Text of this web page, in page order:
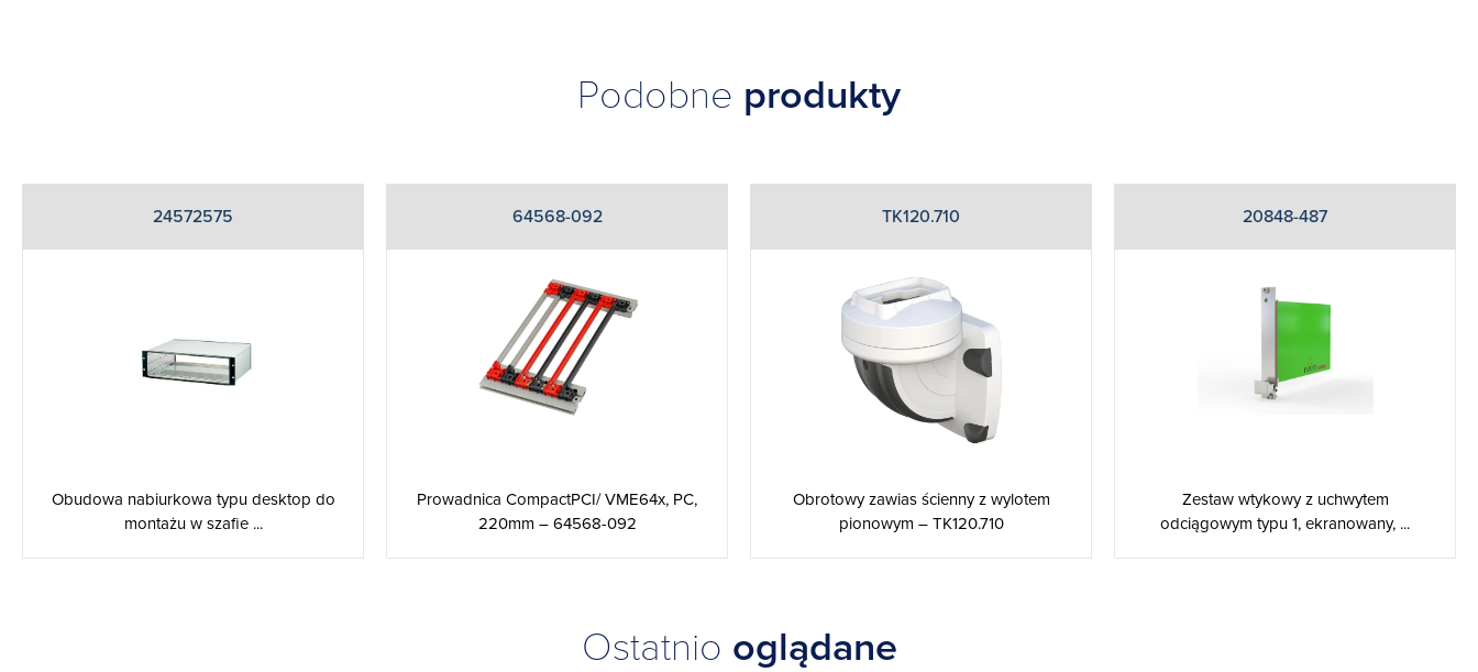
Podobne produkty
24572575
Obudowa nabiurkowa typu desktop do
montażu w szafie ...
64568-092
Prowadnica CompactPCI/ VME64x, PC,
220mm – 64568-092
TK120.710
Obrotowy zawias ścienny z wylotem
pionowym – TK120.710
20848-487
Zestaw wtykowy z uchwytem
odciągowym typu 1, ekranowany, ...
Ostatnio oglądane